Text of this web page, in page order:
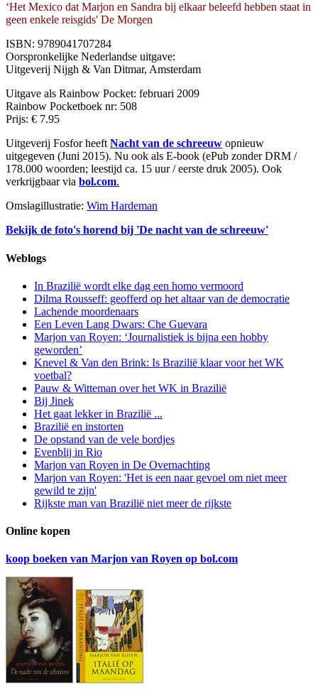
‘Het Mexico dat Marjon en Sandra bij elkaar beleefd hebben staat in
geen enkele reisgids' De Morgen
ISBN: 9789041707284
Oorspronkelijke Nederlandse uitgave:
Uitgeverij Nijgh & Van Ditmar, Amsterdam
Uitgave als Rainbow Pocket: februari 2009
Rainbow Pocketboek nr: 508
Prijs: € 7.95
Uitgeverij Fosfor heeft Nacht van de schreeuw opnieuw
uitgegeven (Juni 2015). Nu ook als E-book (ePub zonder DRM /
178.000 woorden; leestijd ca. 15 uur / eerste druk 2005). Ook
verkrijgbaar via bol.com.
Omslagillustratie: Wim Hardeman
Bekijk de foto's horend bij 'De nacht van de schreeuw'
Weblogs
In Brazilië wordt elke dag een homo vermoord
Dilma Rousseff: geofferd op het altaar van de democratie
Lachende moordenaars
Een Leven Lang Dwars: Che Guevara
Marjon van Royen: ‘Journalistiek is bijna een hobby
geworden’
Knevel & Van den Brink: Is Brazilië klaar voor het WK
voetbal?
Pauw & Witteman over het WK in Brazilië
Bij Jinek
Het gaat lekker in Brazilië ...
Brazilië en instorten
De opstand van de vele bordjes
Evenblij in Rio
Marjon van Royen in De Overnachting
Marjon van Royen: 'Het is een naar gevoel om niet meer
gewild te zijn'
Rijkste man van Brazilië niet meer de rijkste
Online kopen
koop boeken van Marjon van Royen op bol.com